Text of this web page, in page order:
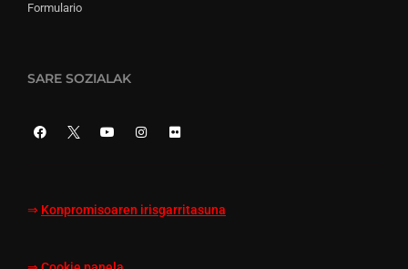
Formulario
SARE SOZIALAK
⇒ Konpromisoaren irisgarritasuna